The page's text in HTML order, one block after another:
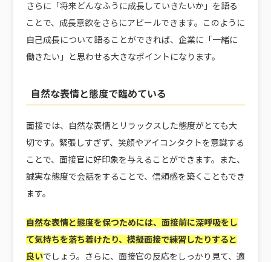
さらに「将来どんなふうに成長していきたいか」を語る
ことで、成長意欲をさらにアピールできます。このように
自己成長について語ることができれば、企業に「一緒に
働きたい」と思わせる大きなポイントになります。
自然な表情と態度で臨めている
面接では、自然な表情とリラックスした態度がとても大
切です。緊張しすぎず、笑顔やアイコンタクトを意識する
ことで、面接官に好印象を与えることができます。また、
誠実な態度で会話をすることで、信頼感を築くこともでき
ます。
自然な表情と態度を保つためには、面接前に深呼吸をし
て気持ちを落ち着けたり、模擬面接で練習したりすると
良いでしょう。さらに、面接官の反応をしっかり見て、適